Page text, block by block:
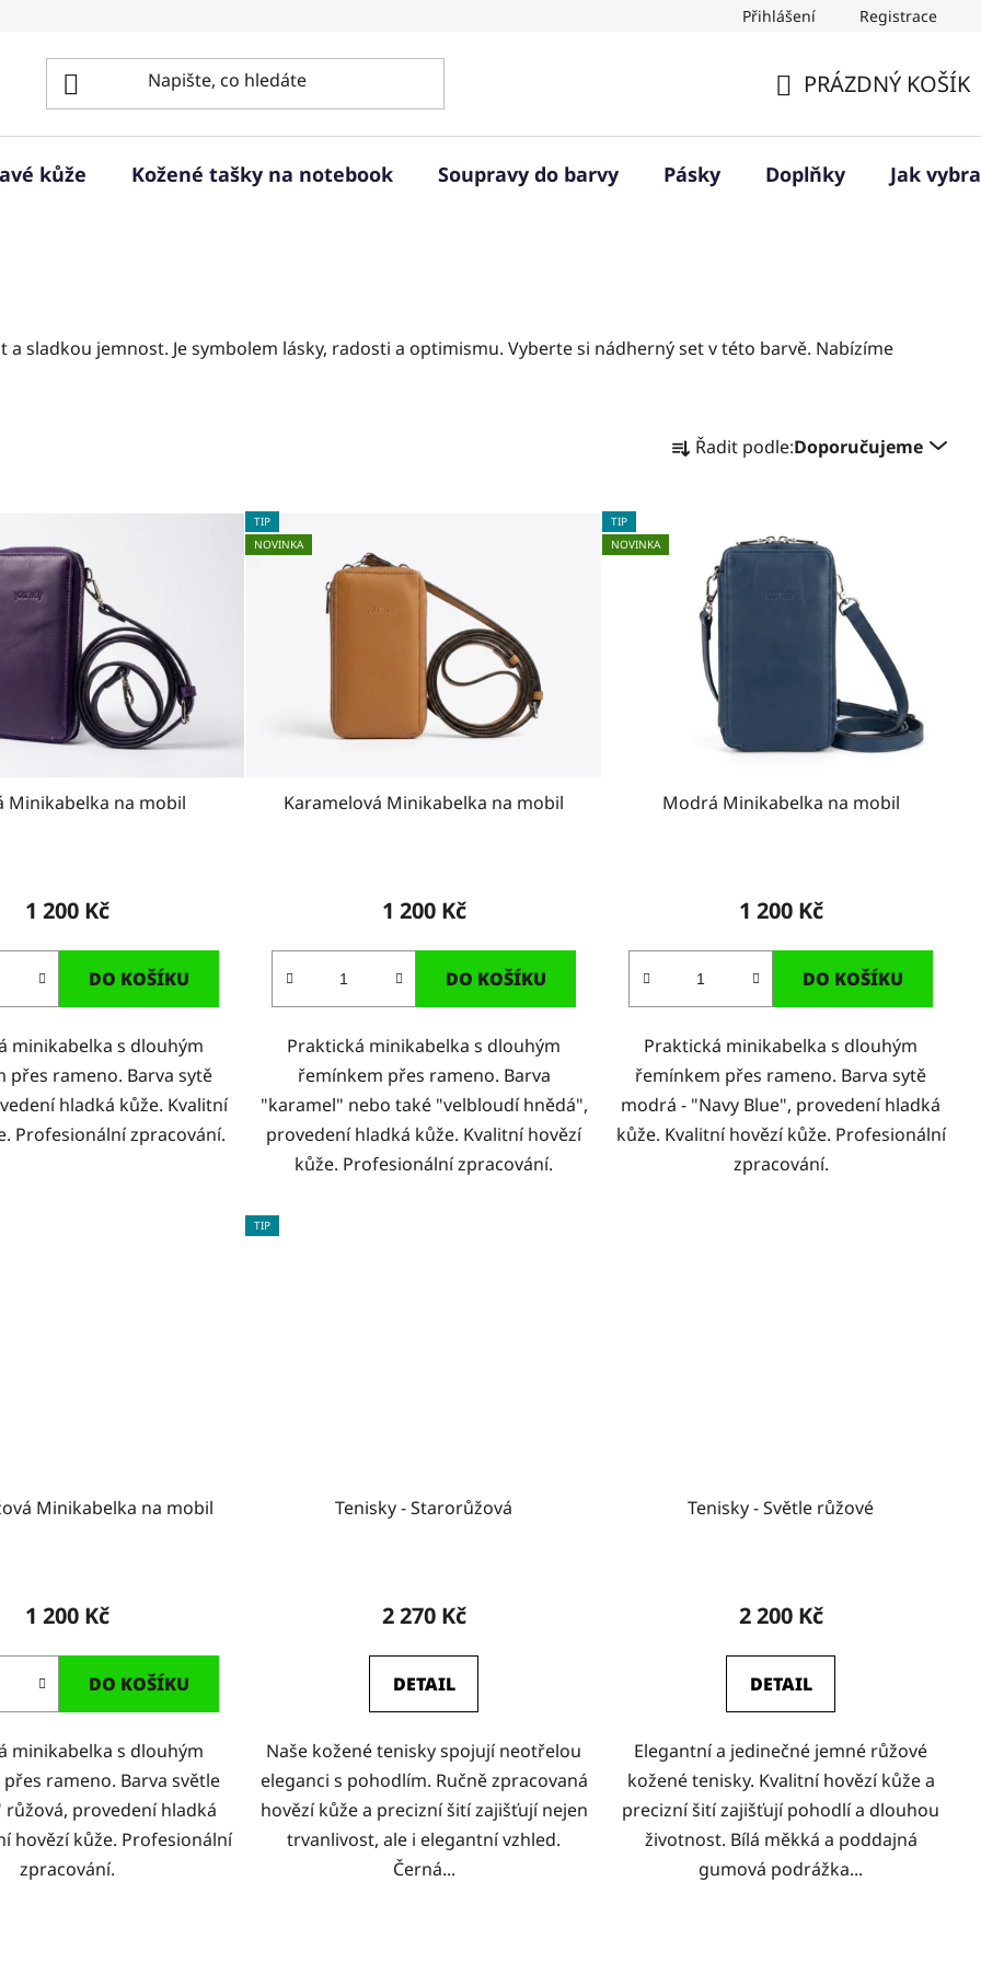
Přihlášení Registrace
KOŠÍK
PRÁZDNÝ KOŠÍK
kůže Kožené tašky na notebook Soupravy do barvy Pásky Doplňky Jak
a sladkou jemnost. Je symbolem lásky, radosti a optimismu. Vyberte si nádherný set v této barvě. Nabízíme
a
ů
Řadit podle:Doporučujeme
Minikabelka na mobil
1 200 Kč
DO KOŠÍKU
minikabelka s dlouhým
přes rameno. Barva sytě
hladká kůže. Kvalitní
Profesionální zpracování.
TIP
NOVINKA
Karamelová Minikabelka na mobil
1 200 Kč
DO KOŠÍKU
Praktická minikabelka s dlouhým
řemínkem přes rameno. Barva
"karamel" nebo také "velbloudí hnědá",
provedení hladká kůže. Kvalitní hovězí
kůže. Profesionální zpracování.
TIP
NOVINKA
Modrá Minikabelka na mobil
1 200 Kč
DO KOŠÍKU
Praktická minikabelka s dlouhým
řemínkem přes rameno. Barva sytě
modrá - "Navy Blue", provedení hladká
kůže. Kvalitní hovězí kůže. Profesionální
zpracování.
Minikabelka na mobil
1 200 Kč
DO KOŠÍKU
minikabelka s dlouhým
rameno. Barva světle
provedení hladká
hovězí kůže. Profesionální
zpracování.
TIP
Tenisky - Starorůžová
2 270 Kč
DETAIL
Naše kožené tenisky spojují neotřelou
eleganci s pohodlím. Ručně zpracovaná
hovězí kůže a precizní šití zajišťují nejen
trvanlivost, ale i elegantní vzhled.
Černá...
Tenisky - Světle růžové
2 200 Kč
DETAIL
Elegantní a jedinečné jemné růžové
kožené tenisky. Kvalitní hovězí kůže a
precizní šití zajišťují pohodlí a dlouhou
životnost. Bílá měkká a poddajná
gumová podrážka...